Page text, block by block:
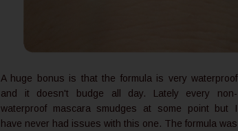
A huge bonus is that the formula is very waterproof
and it doesn't budge all day. Lately every non-
waterproof mascara smudges at some point but I
have never had issues with this one. The formula was